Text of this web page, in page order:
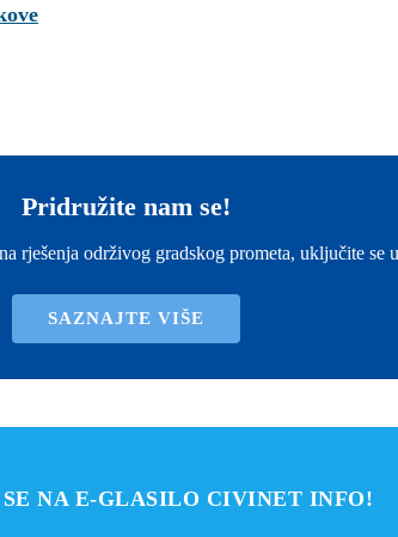
Pridružite nam se!
rješenja održivog gradskog prometa, uključite se
SAZNAJTE VIŠE
NA E-GLASILO CIVINET INFO!